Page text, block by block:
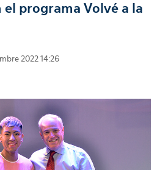
programa Volvé a la
2022 14:26